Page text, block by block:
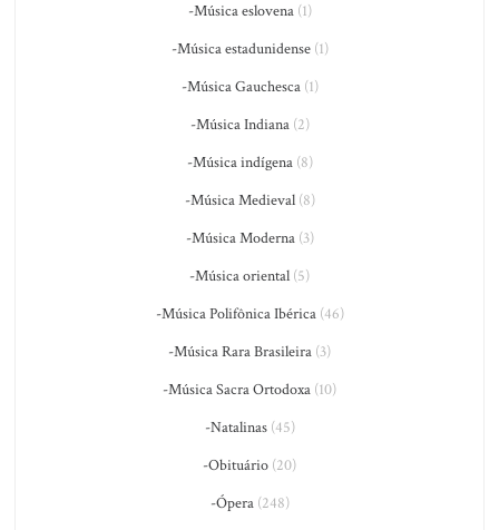
-Música eslovena(1)
-Música estadunidense(1)
-Música Gauchesca(1)
-Música Indiana(2)
-Música indígena(8)
-Música Medieval(8)
-Música Moderna(3)
-Música oriental (5)
-Música Polifônica Ibérica(46)
-Música Rara Brasileira (3)
-Música Sacra Ortodoxa (10)
-Natalinas(45)
-Obituário (20)
-Ópera(248)